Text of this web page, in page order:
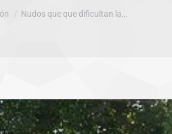
Nudos que que dificultan la…